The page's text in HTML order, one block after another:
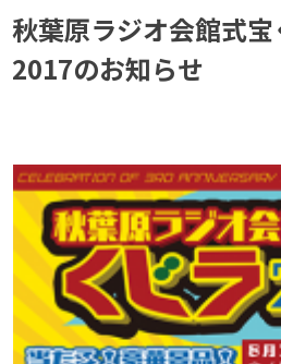
秋葉原ラジオ会館式宝
2017のお知らせ